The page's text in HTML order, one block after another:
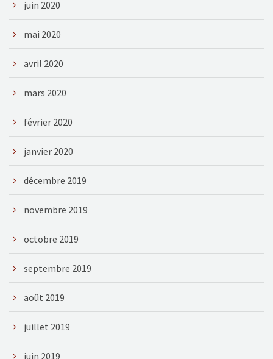
juin 2020
mai 2020
avril 2020
mars 2020
février 2020
janvier 2020
décembre 2019
novembre 2019
octobre 2019
septembre 2019
août 2019
juillet 2019
juin 2019